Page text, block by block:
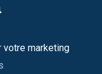
marketing